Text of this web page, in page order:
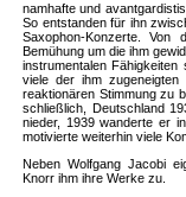
namhafte und
So entstanden für ihn
Saxophon-Konzerte.
Bemühung um die ihm
instrumentalen
viele der ihm
reaktionären Stimmung zu
schließlich, Deutschland
nieder, 1939 wanderte er
motivierte weiterhin viele
Neben Wolfgang Jacobi
Knorr ihm ihre Werke zu.